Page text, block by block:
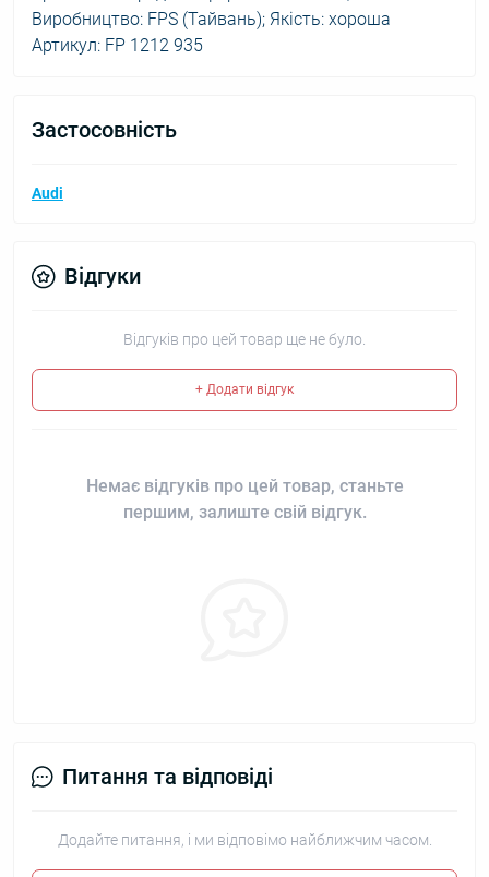
Виробництво: FPS (Тайвань); Якість: хороша
Артикул: FP 1212 935
Застосовність
Audi
Відгуки
Відгуків про цей товар ще не було.
+ Додати відгук
Немає відгуків про цей товар, станьте
першим, залиште свій відгук.
Питання та відповіді
Додайте питання, і ми відповімо найближчим часом.